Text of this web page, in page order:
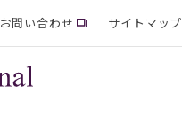
お問い合わせ サイトマップ